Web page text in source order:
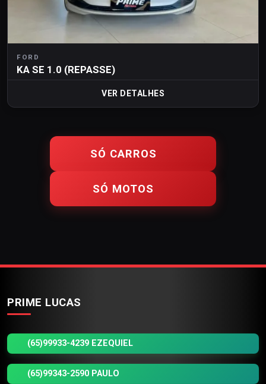
FORD
KA SE 1.0 (REPASSE)
VER DETALHES
SÓ CARROS
SÓ MOTOS
PRIME LUCAS
(65)99933-4239 EZEQUIEL
(65)99343-2590 PAULO